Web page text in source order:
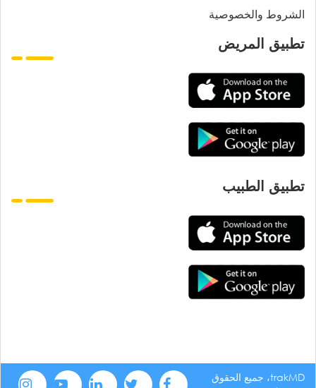
الشروط والخصوصية
تطبيق المريض
تطبيق الطبيب
trakMD، جميع الحقوق